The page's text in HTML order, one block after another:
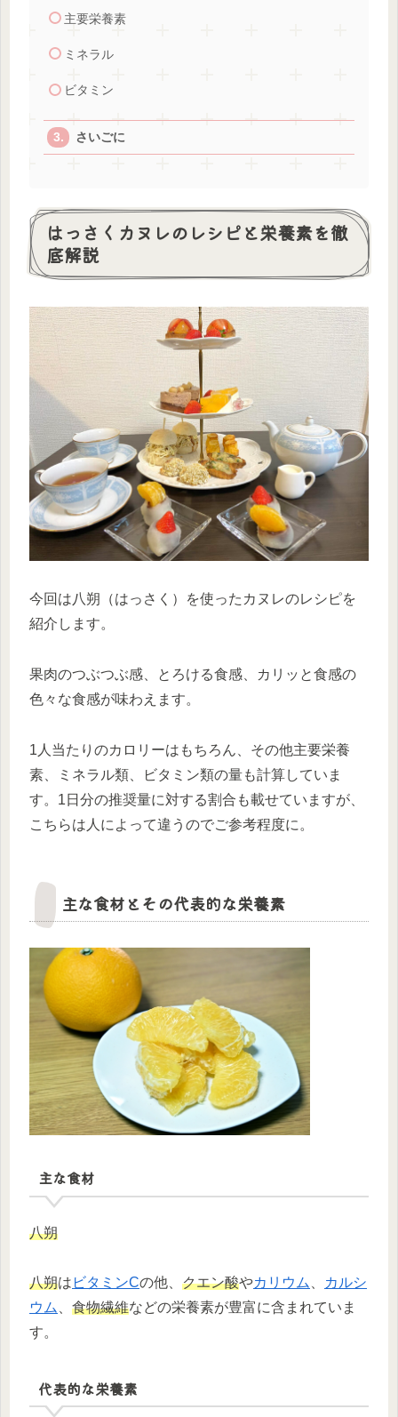
主要栄養素
ミネラル
ビタミン
さいごに
はっさくカヌレのレシピと栄養素を徹
底解説
今回は八朔（はっさく）を使ったカヌレのレシピを
紹介します。
果肉のつぶつぶ感、とろける食感、カリッと食感の
色々な食感が味わえます。
1人当たりのカロリーはもちろん、その他主要栄養
素、ミネラル類、ビタミン類の量も計算していま
す。1日分の推奨量に対する割合も載せていますが、
こちらは人によって違うのでご参考程度に。
主な食材とその代表的な栄養素
主な食材
八朔
八朔は ビタミンCの他、 クエン酸やカリウム、
カルシ
ウム、 食物繊維などの栄養素が豊富に含まれていま
す。
代表的な栄養素